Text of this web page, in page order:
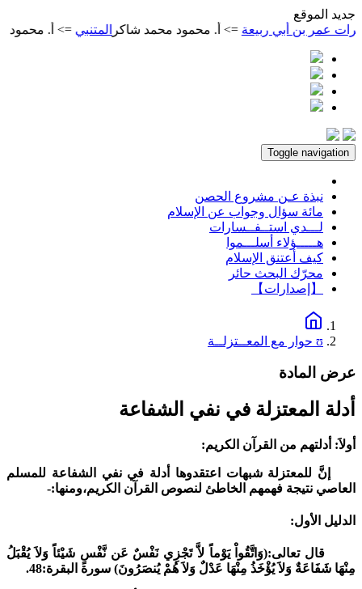
الموقع
المتنبي=> أ. محمود محمد شاكر ربيعة=> أ. محمود محمد شاكر
Toggle navigation
نبذة عـن مشروع الحصن
مائة سؤال وجواب عن الإسلام
لـــدي استــفــسارات
هـــــؤلاء أسلـــموا
كيف أعتنق الإسلام
محرّك البحث حائر
【إصدارات】
ʊ حوار مع المعــتزلــة
المادة
المعتزلة في نفي الشفاعة
أدلتهم من القرآن الكريم:
للمعتزلة شبهات اعتقدوها أدلة في نفي الشفاعة للمسلم
نتيجة فهمهم الخاطئ لنصوص القرآن الكريم،ومنها:-
الأول:
تعالى:(وَاتَّقُواْ يَوْماً لاَّ تَجْزِي نَفْسٌ عَن نَّفْسٍ شَيْئاً وَلاَ يُقْبَلُ
شَفَاعَةٌ وَلاَ يُؤْخَذُ مِنْهَا عَدْلٌ وَلاَ هُمْ يُنصَرُونَ) سورة البقرة:48.